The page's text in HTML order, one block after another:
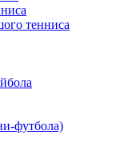
тенниса
футбола)